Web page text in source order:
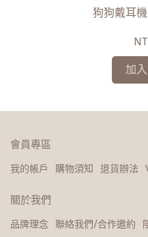
狗狗戴耳
加
會員專區
我的帳戶 購物須知 退貨辦法
關於我們
品牌理念 聯絡我們/合作邀約